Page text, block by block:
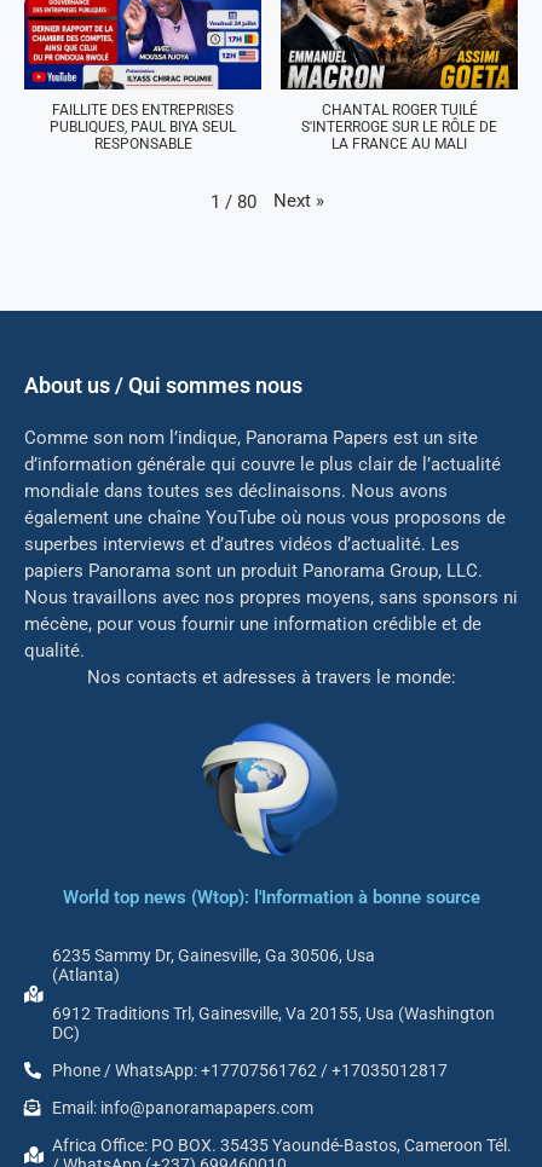
FAILLITE DES ENTREPRISES
PUBLIQUES, PAUL BIYA SEUL
RESPONSABLE
CHANTAL ROGER TUILÉ
S'INTERROGE SUR LE RÔLE DE
LA FRANCE AU MALI
1 / 80 Next »
About us / Qui sommes nous
Comme son nom l’indique, Panorama Papers est un site
d’information générale qui couvre le plus clair de l’actualité
mondiale dans toutes ses déclinaisons. Nous avons
également une chaîne YouTube où nous vous proposons de
superbes interviews et d’autres vidéos d’actualité. Les
papiers Panorama sont un produit Panorama Group, LLC.
Nous travaillons avec nos propres moyens, sans sponsors ni
mécène, pour vous fournir une information crédible et de
qualité.
Nos contacts et adresses à travers le monde:
World top news (Wtop): l'Information à bonne source
6235 Sammy Dr, Gainesville, Ga 30506, Usa
(Atlanta)
6912 Traditions Trl, Gainesville, Va 20155, Usa (Washington
DC)
Phone / WhatsApp: +17707561762 / +17035012817
Email: info@panoramapapers.com
Africa Office: PO BOX. 35435 Yaoundé-Bastos, Cameroon Tél.